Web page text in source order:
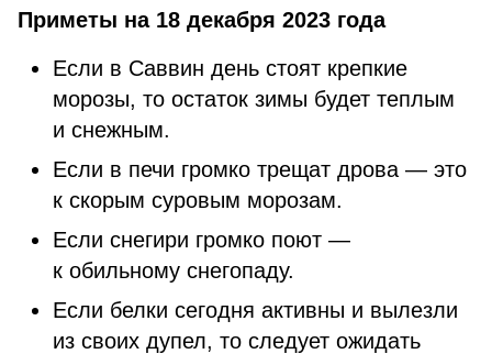
Приметы на 18 декабря 2023 года
Если в Саввин день стоят крепкие
морозы, то остаток зимы будет теплым
и снежным.
Если в печи громко трещат дрова — это
к скорым суровым морозам.
Если снегири громко поют —
к обильному снегопаду.
Если белки сегодня активны и вылезли
из своих дупел, то следует ожидать